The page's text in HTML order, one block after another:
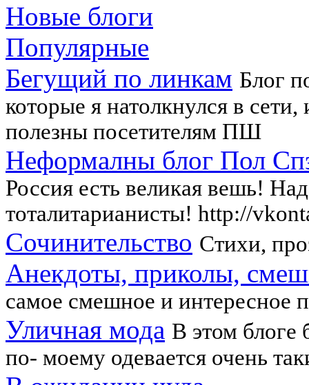
Новые блоги
Популярные
Бегущий по линкам Блог
которые я натолкнулся в
полезны посетителям ПШ
Неформалны блог Пол
Россия есть великая вешь!
тоталитарианисты! http://
Сочинительство Стихи,
Анекдоты, приколы,
самое смешное и интересное
Уличная мода В этом блоге
по- моему одевается очень